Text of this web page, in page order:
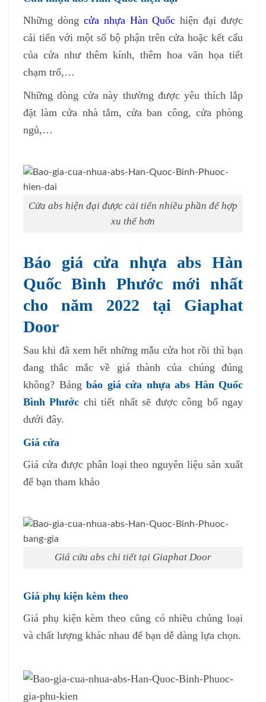
Những dòng cửa nhựa Hàn Quốc hiện đại được
cải tiến với một số bộ phận trên cửa hoặc kết cấu
của cửa như thêm kính, thêm hoa văn họa tiết
chạm trổ,…
Những dòng cửa này thường được yêu thích lắp
đặt làm cửa nhà tắm, cửa ban công, cửa phòng
ngủ,…
Cửa abs hiện đại được cải tiến nhiều phần để hợp
xu thế hơn
Báo giá cửa nhựa abs Hàn
Quốc Bình Phước mới nhất
cho năm 2022 tại Giaphat
Door
Sau khi đã xem hết những mẫu cửa hot rồi thì bạn
đang thắc mắc về giá thành của chúng đúng
không? Bảng báo giá cửa nhựa abs Hàn Quốc
Bình Phước chi tiết nhất sẽ được công bố ngay
dưới đây.
Giá cửa
Giá cửa được phân loại theo nguyên liệu sản xuất
để bạn tham khảo
Giá cửa abs chi tiết tại Giaphat Door
Giá phụ kiện kèm theo
Giá phụ kiện kèm theo cũng có nhiều chủng loại
và chất lượng khác nhau để bạn dễ dàng lựa chọn.